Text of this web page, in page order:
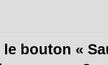
bouton «